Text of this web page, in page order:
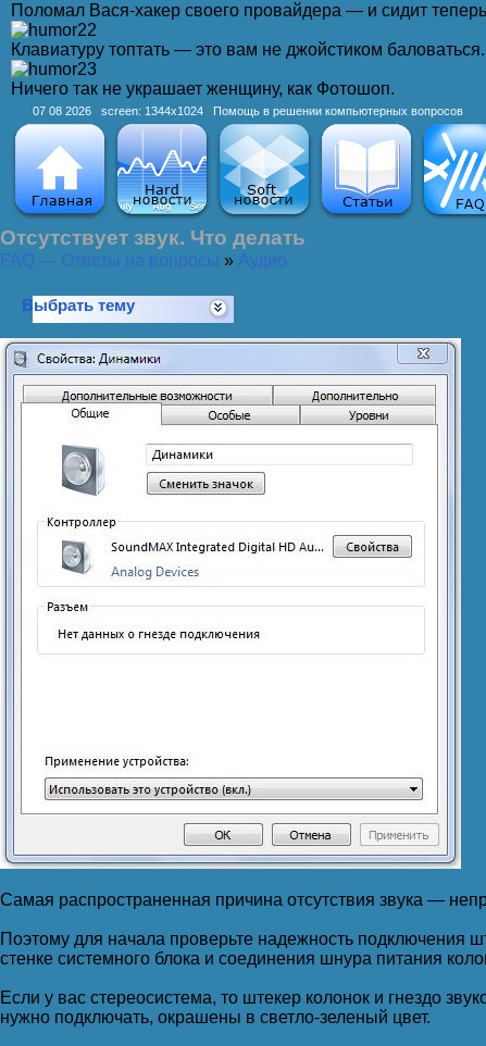
Поломал Вася-хакер своего провайдера — и сидит
Клавиатуру топтать — это вам не джойстиком баловаться.
Ничего так не украшает женщину, как Фотошоп.
07 08 2026 screen: 1344x1024 Помощь в решении компьютерных вопросов
Отсутствует звук. Что делать
FAQ — Ответы на вопросы » Аудио
Выбрать тему
Самая распространенная причина отсутствия звука —
Поэтому для начала проверьте надежность подключения
стенке системного блока и соединения шнура питания
Если у вас стереосистема, то штекер колонок и гнездо
нужно подключать, окрашены в светло-зеленый цвет.